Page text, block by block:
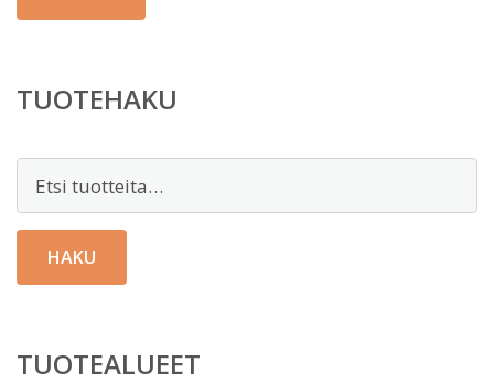
TUOTEHAKU
HAKU
TUOTEALUEET